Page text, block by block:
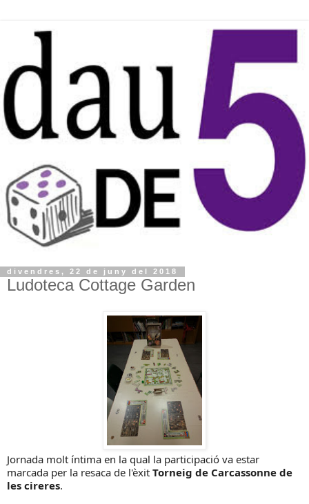
divendres, 22 de juny del 2018
Ludoteca Cottage Garden
Jornada molt íntima en la qual la participació va estar
marcada per la resaca de l'èxit Torneig de Carcassonne de
les cireres.